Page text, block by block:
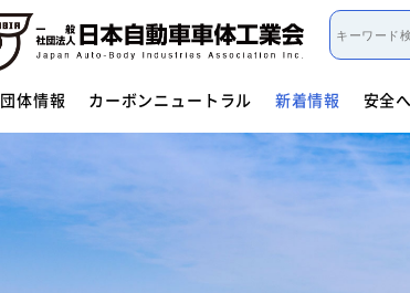
団体情報
団体概要
活動指
カーボンニュートラル 新着情報 安全
制度・法
- サイバーセキ
- トレーラ点検整
取組み概要
解体マニ
会員資
団体情報
団体概要
カーボンニュート